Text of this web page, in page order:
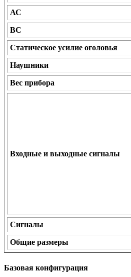
АС
ВС
Статическое усилие оголовья
Наушники
Вес прибора
Входные и выходные сигналы
Сигналы
Общие размеры
Базовая конфигурация